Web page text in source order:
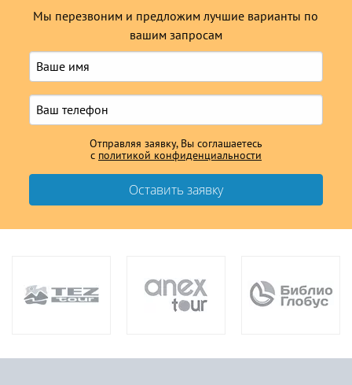
Мы перезвоним и предложим лучшие варианты по
вашим запросам
Отправляя заявку, Вы соглашаетесь
с политикой конфиденциальности